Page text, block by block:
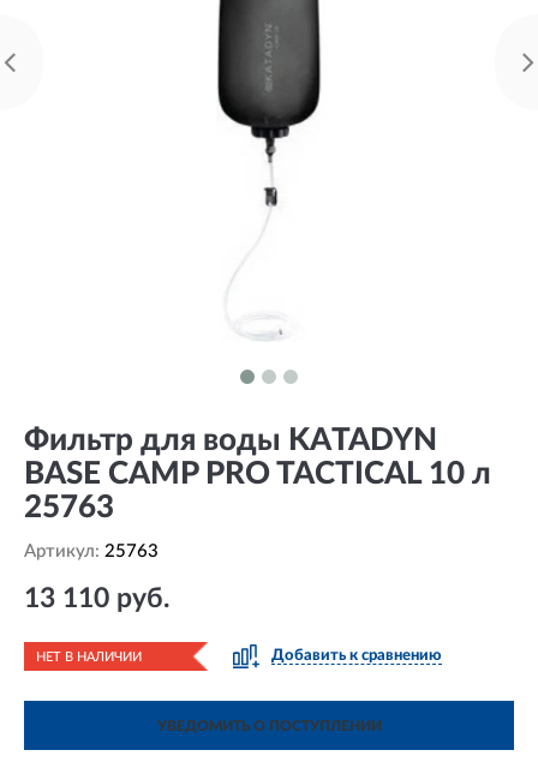
Фильтр для воды KATADYN
BASE CAMP PRO TACTICAL 10 л
25763
Артикул: 25763
13 110 руб.
НЕТ В НАЛИЧИИ Добавить к сравнению
УВЕДОМИТЬ О ПОСТУПЛЕНИИ